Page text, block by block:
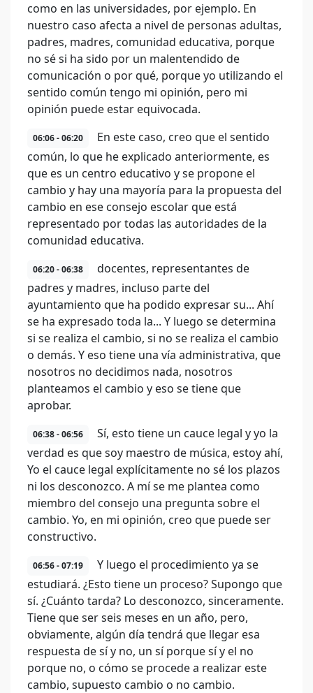
como en las universidades, por ejemplo. En
nuestro caso afecta a nivel de personas adultas,
padres, madres, comunidad educativa, porque
no sé si ha sido por un malentendido de
comunicación o por qué, porque yo utilizando el
sentido común tengo mi opinión, pero mi
opinión puede estar equivocada.
06:06 - 06:20
En este caso, creo que el sentido
común, lo que he explicado anteriormente, es
que es un centro educativo y se propone el
cambio y hay una mayoría para la propuesta del
cambio en ese consejo escolar que está
representado por todas las autoridades de la
comunidad educativa.
06:20 - 06:38
docentes, representantes de
padres y madres, incluso parte del
ayuntamiento que ha podido expresar su... Ahí
se ha expresado toda la... Y luego se determina
si se realiza el cambio, si no se realiza el cambio
o demás. Y eso tiene una vía administrativa, que
nosotros no decidimos nada, nosotros
planteamos el cambio y eso se tiene que
aprobar.
06:38 - 06:56
Sí, esto tiene un cauce legal y yo la
verdad es que soy maestro de música, estoy ahí,
Yo el cauce legal explícitamente no sé los plazos
ni los desconozco. A mí se me plantea como
miembro del consejo una pregunta sobre el
cambio. Yo, en mi opinión, creo que puede ser
constructivo.
06:56 - 07:19
Y luego el procedimiento ya se
estudiará. ¿Esto tiene un proceso? Supongo que
sí. ¿Cuánto tarda? Lo desconozco, sinceramente.
Tiene que ser seis meses en un año, pero,
obviamente, algún día tendrá que llegar esa
respuesta de sí y no, un sí porque sí y el no
porque no, o cómo se procede a realizar este
cambio, supuesto cambio o no cambio.